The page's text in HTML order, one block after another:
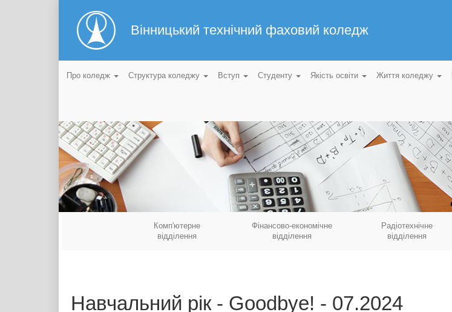
Вінницький технічний фаховий коледж
Про коледж Структура коледжу Вступ Студенту Якість освіти Життя коледжу
Комп'ютерне
відділення
Фінансово-економічне
відділення
Радіотехнічне
відділення
Навчальний рік - Goodbye! - 07.2024